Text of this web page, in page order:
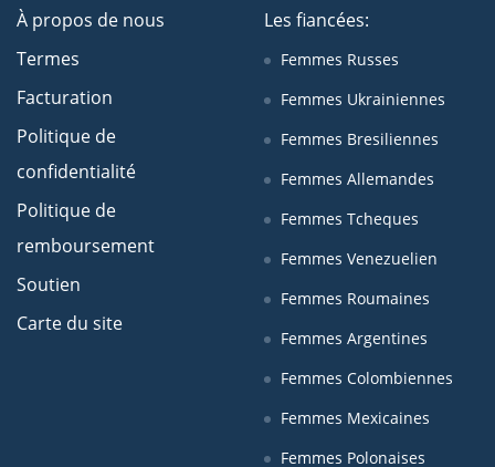
À propos de nous
Termes
Facturation
Politique de
confidentialité
Politique de
remboursement
Soutien
Carte du site
Les fiancées:
Femmes Russes
Femmes Ukrainiennes
Femmes Bresiliennes
Femmes Allemandes
Femmes Tcheques
Femmes Venezuelien
Femmes Roumaines
Femmes Argentines
Femmes Colombiennes
Femmes Mexicaines
Femmes Polonaises